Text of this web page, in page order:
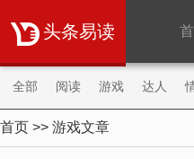
头条易读
全部 阅读 游戏 达人
购物 旅游 职场
首页 >> 游戏文章